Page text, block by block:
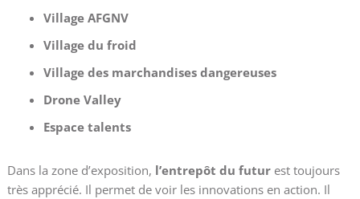
Village AFGNV
Village du froid
Village des marchandises dangereuses
Drone Valley
Espace talents
Dans la zone d’exposition, l’entrepôt du futurest toujours
très apprécié. Il permet de voir les innovations en action. Il